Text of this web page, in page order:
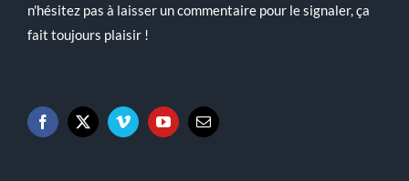
n'hésitez pas à laisser un commentaire pour le signaler, ça
fait toujours plaisir !